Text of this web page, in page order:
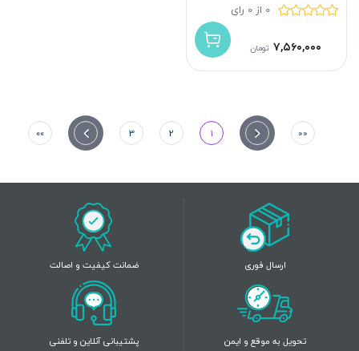
0 از 0 رای
۷,۵۶۰,۰۰۰ تومان
««
«
1
2
3
»
»»
ارسال فوری ضمانت کیفیت و اصالت
تحویل به موقع و ایمن پشتیبانی آنلاین و تلفنی